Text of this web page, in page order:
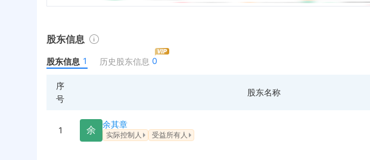
股东信息
股东信息 1 历史股东信息 0
序
号
股东名称
1 余
余其章
实际控制人 受益所有人